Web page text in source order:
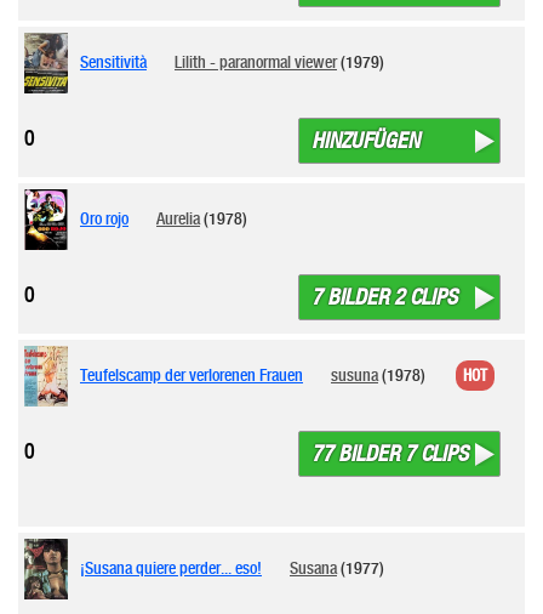
Sensitività Lilith - paranormal viewer(1979)
HINZUFÜGEN
0
Oro rojo Aurelia(1978)
7 BILDER 2 CLIPS
0
Teufelscamp der verlorenen Frauen susuna(1978)
77 BILDER 7 CLIPS
0
HOT
¡Susana quiere perder... eso! Susana(1977)